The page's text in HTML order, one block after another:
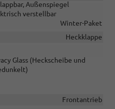
Außenspiegel
verstellbar
Winter-Paket
Heckklappe
Glass (Heckscheibe und
Frontantrieb